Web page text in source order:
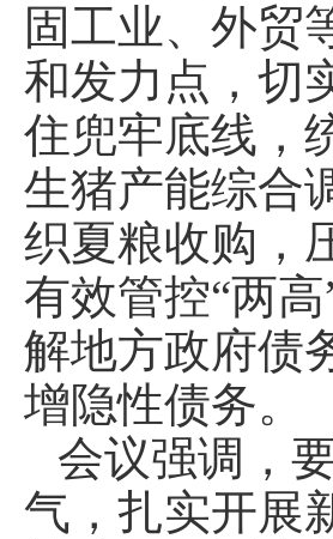
固工业、外贸
和发力点，切
住兜牢底线，
生猪产能综合
织夏粮收购，
有效管控“两
解地方政府债
增隐性债务。
会议强调，
气，扎实开展